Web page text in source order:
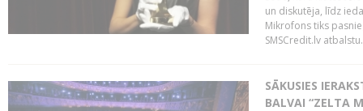
un diskutēja, līdz
Mikrofons tiks
SMSCredit.lv
SĀKUSIES
BALVAI “ZELTA